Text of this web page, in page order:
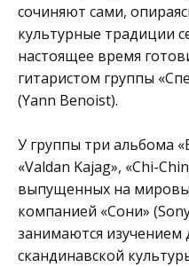
сочиняют сами,
культурные традиции
настоящее время
гитаристом группы
(Yann Benoist).
У группы три альбома
«Valdan Kajag», «Chi-
выпущенных на
компанией «Сони»
занимаются изучением
скандинавской